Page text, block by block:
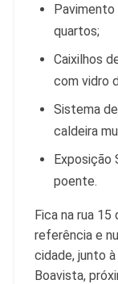
Pavimento
quartos;
Caixilhos
com vidro
Sistema
caldeira
Exposição
poente.
Fica na rua
referência e
cidade, junto
Boavista,